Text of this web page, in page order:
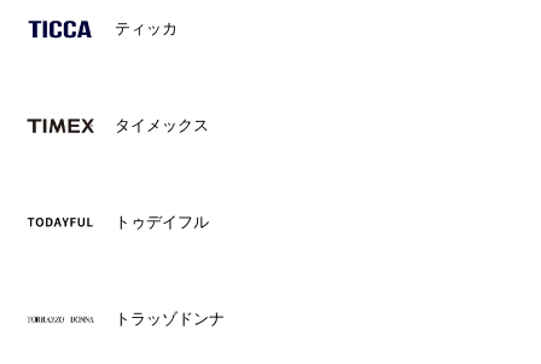
ティッカ
タイメックス
トゥデイフル
トラッゾドンナ